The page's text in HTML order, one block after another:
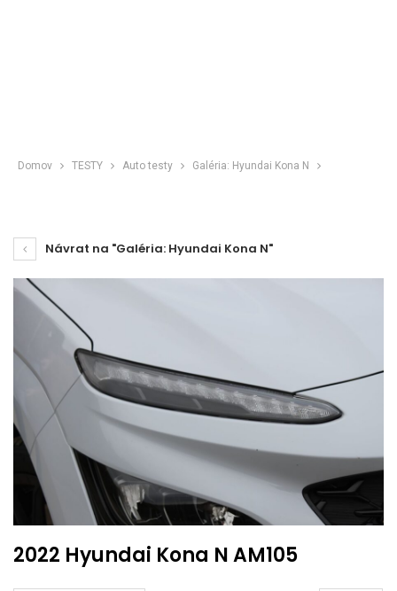
Domov TESTY Auto testy Galéria: Hyundai Kona N
Návrat na "Galéria: Hyundai Kona N"
2022 Hyundai Kona N AM105